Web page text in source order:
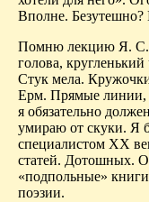
Вполне. Безутешно?
Помню лекцию Я. С.
голова, кругленький
Стук мела.
Ерм. Прямые линии,
я обязательно
умираю от скуки. Я
специалистом XX
статей. Дотошных.
«подпольные»
поэзии.